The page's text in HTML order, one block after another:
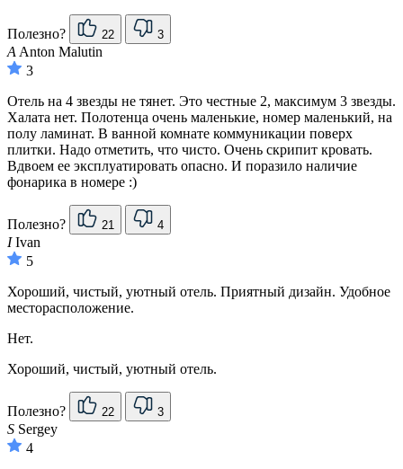
Полезно? 22 3
A Anton Malutin
3
Отель на 4 звезды не тянет. Это честные 2, максимум 3 звезды.
Халата нет. Полотенца очень маленькие, номер маленький, на
полу ламинат. В ванной комнате коммуникации поверх
плитки. Надо отметить, что чисто. Очень скрипит кровать.
Вдвоем ее эксплуатировать опасно. И поразило наличие
фонарика в номере :)
Полезно? 21 4
IIvan
5
Хороший, чистый, уютный отель. Приятный дизайн. Удобное
месторасположение.
Нет.
Хороший, чистый, уютный отель.
Полезно? 22 3
S Sergey
4